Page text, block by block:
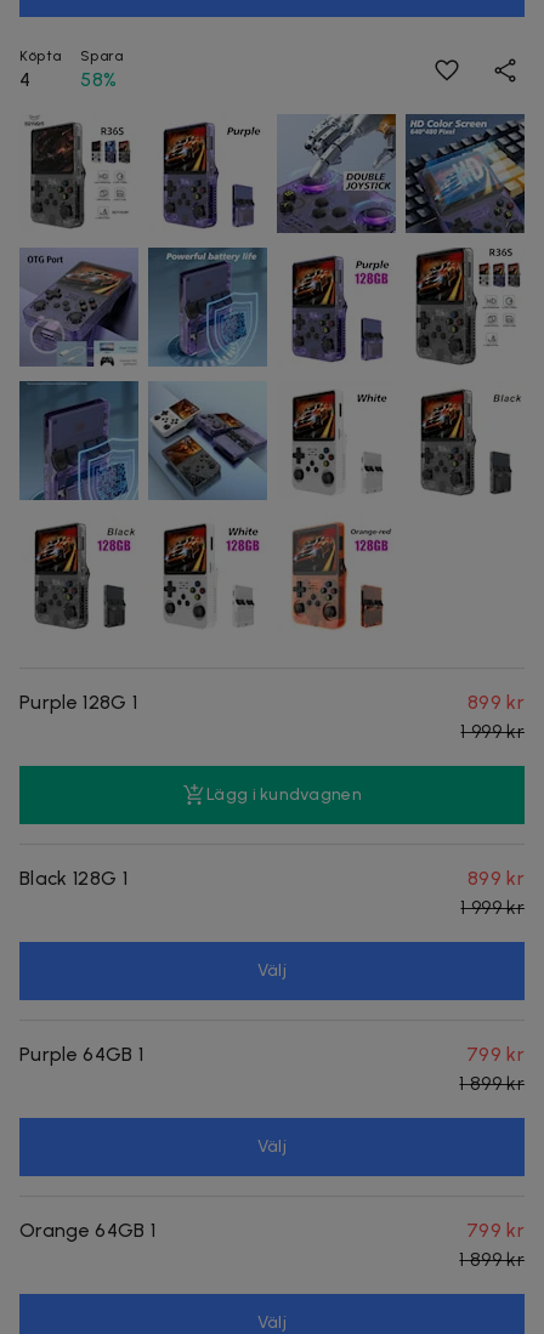
Köpta
4
Spara
58%
Purple 128G 1
899 kr
1 999 kr
Lägg i kundvagnen
Black 128G 1
899 kr
1 999 kr
Välj
Purple 64GB 1
799 kr
1 899 kr
Välj
Orange 64GB 1
799 kr
1 899 kr
Välj